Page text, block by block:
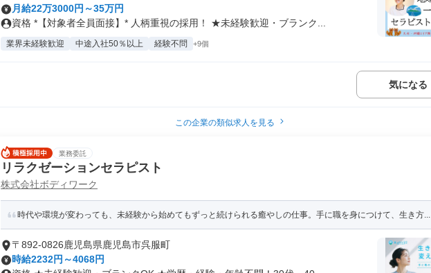
月給22万3000円～35万円
資格 *【対象者全員面接】* 人柄重視の採用！ ★未経験歓迎・ブランク...
業界未経験歓迎 中途入社50％以上 経験不問 +9個
気になる
この企業の類似求人を見る
業務委託
リラクゼーションセラピスト
株式会社ボディワーク
時代や環境が変わっても、未経験から始めてもずっと続けられる癒やしの仕事。手に職を身につけて、生き方...
〒892-0826鹿児島県鹿児島市呉服町
時給2232円～4068円